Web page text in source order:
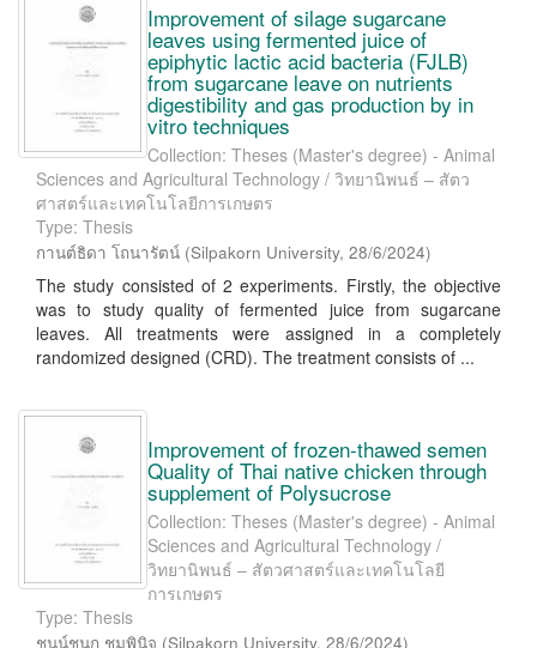
Improvement of silage sugarcane
leaves using fermented juice of
epiphytic lactic acid bacteria (FJLB)
from sugarcane leave on nutrients
digestibility and gas production by in
vitro techniques
Collection: Theses (Master's degree) - Animal
Sciences and Agricultural Technology / วิทยานิพนธ์ – สัตว
ศาสตร์และเทคโนโลยีการเกษตร
Type: Thesis
กานต์ธิดา โถนารัตน์ (Silpakorn University, 28/6/2024)
The study consisted of 2 experiments. Firstly, the objective
was to study quality of fermented juice from sugarcane
leaves. All treatments were assigned in a completely
randomized designed (CRD). The treatment consists of ...
Improvement of frozen-thawed semen
Quality of Thai native chicken through
supplement of Polysucrose
Collection: Theses (Master's degree) - Animal
Sciences and Agricultural Technology /
วิทยานิพนธ์ – สัตวศาสตร์และเทคโนโลยี
การเกษตร
Type: Thesis
ชนน์ชนก ชุมพินิจ (Silpakorn University, 28/6/2024)